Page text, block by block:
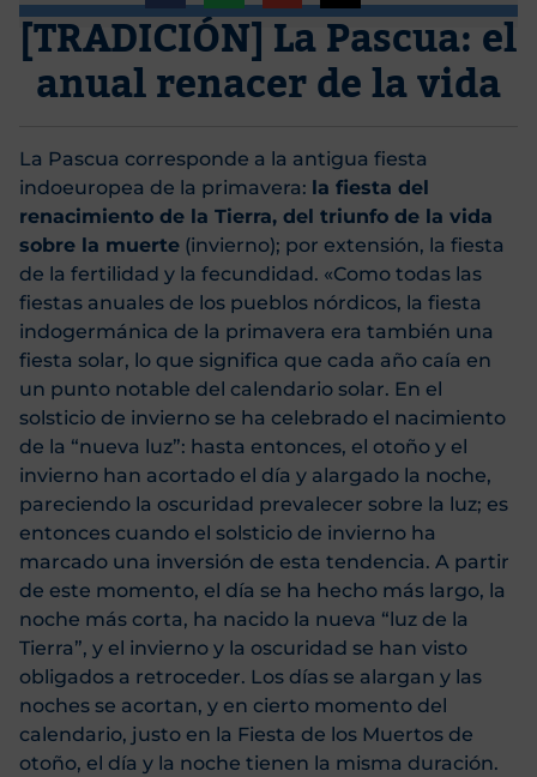
[TRADICIÓN] La Pascua: el
anual renacer de la vida
La Pascua corresponde a la antigua fiesta
indoeuropea de la primavera: la fiesta del
renacimiento de la Tierra, del triunfo de la vida
sobre la muerte (invierno); por extensión, la fiesta
de la fertilidad y la fecundidad. «Como todas las
fiestas anuales de los pueblos nórdicos, la fiesta
indogermánica de la primavera era también una
fiesta solar, lo que significa que cada año caía en
un punto notable del calendario solar. En el
solsticio de invierno se ha celebrado el nacimiento
de la “nueva luz”: hasta entonces, el otoño y el
invierno han acortado el día y alargado la noche,
pareciendo la oscuridad prevalecer sobre la luz; es
entonces cuando el solsticio de invierno ha
marcado una inversión de esta tendencia. A partir
de este momento, el día se ha hecho más largo, la
noche más corta, ha nacido la nueva “luz de la
Tierra”, y el invierno y la oscuridad se han visto
obligados a retroceder. Los días se alargan y las
noches se acortan, y en cierto momento del
calendario, justo en la Fiesta de los Muertos de
otoño, el día y la noche tienen la misma duración.